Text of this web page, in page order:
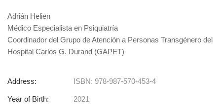
Adrián Helien
Médico Especialista en Psiquiatría
Coordinador del Grupo de Atención a Personas Transgénero del
Hospital Carlos G. Durand (GAPET)
Address: ISBN: 978-987-570-453-4
Year of Birth: 2021